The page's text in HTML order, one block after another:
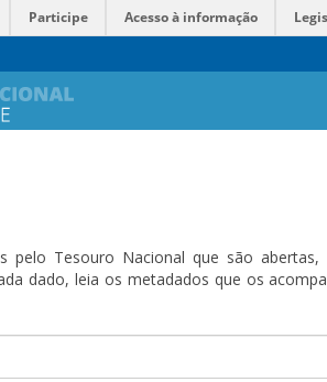
Participe Acesso à informação
pelo Tesouro Nacional que são
dado, leia os metadados que os